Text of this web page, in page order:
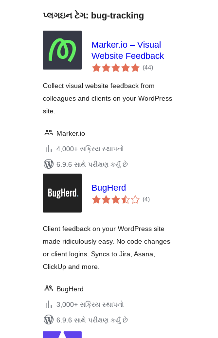
પ્લગઇન ટેગ: bug-tracking
Marker.io – Visual
Website Feedback
(44કુલ
રેટિંગ્સ
)
Collect visual website feedback from
colleagues and clients on your WordPress
site.
Marker.io
4,000+ સક્રિય સ્થાપનો
6.9.6 સાથે પરીક્ષણ કર્યું છે
BugHerd
(4કુલ
રેટિંગ્સ
)
Client feedback on your WordPress site
made ridiculously easy. No code changes
or client logins. Syncs to Jira, Asana,
ClickUp and more.
BugHerd
3,000+ સક્રિય સ્થાપનો
6.9.6 સાથે પરીક્ષણ કર્યું છે